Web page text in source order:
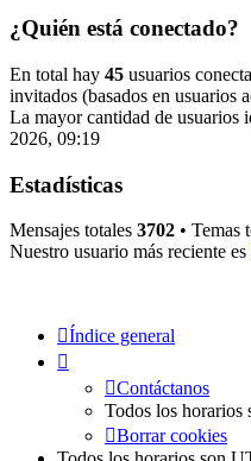
¿Quién está conectado?
En total hay 45 usuarios
invitados (basados en usuarios
La mayor cantidad de usuarios
2026, 09:19
Estadísticas
Mensajes totales 3702 • Temas
Nuestro usuario más reciente es
Índice general
Contáctanos
Todos los horarios
Borrar cookies